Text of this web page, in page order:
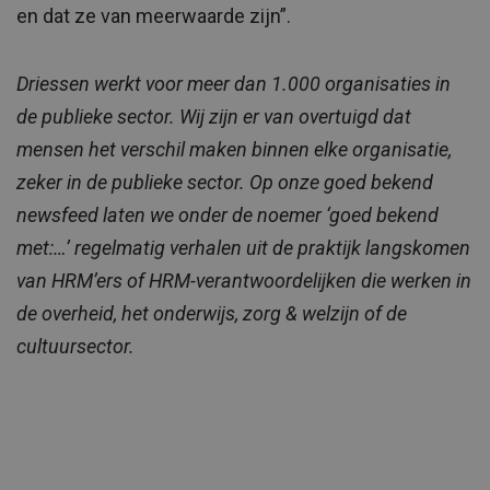
en dat ze van meerwaarde zijn”.
Driessen werkt voor meer dan 1.000 organisaties in
de publieke sector. Wij zijn er van overtuigd dat
mensen het verschil maken binnen elke organisatie,
zeker in de publieke sector. Op onze goed bekend
newsfeed laten we onder de noemer ‘goed bekend
met:…’ regelmatig verhalen uit de praktijk langskomen
van HRM’ers of HRM-verantwoordelijken die werken in
de overheid, het onderwijs, zorg & welzijn of de
cultuursector.